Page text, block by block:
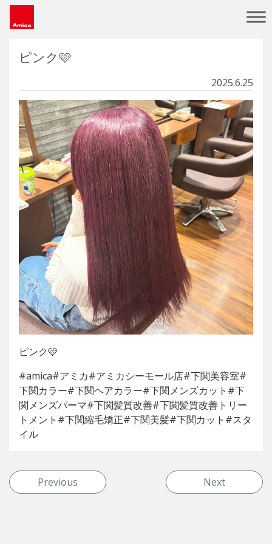
Main Navigation
ピンク🩷
2025.6.25
ピンク🩷
#amica#アミカ#アミカシーモール店#下関美容室#
下関カラー#下関ヘアカラー#下関メンズカット#下
関メンズパーマ#下関髪質改善#下関髪質改善トリー
トメント#下関縮毛矯正#下関美髪#下関カット#スタ
イル
投稿ナビゲーション
Previous Next